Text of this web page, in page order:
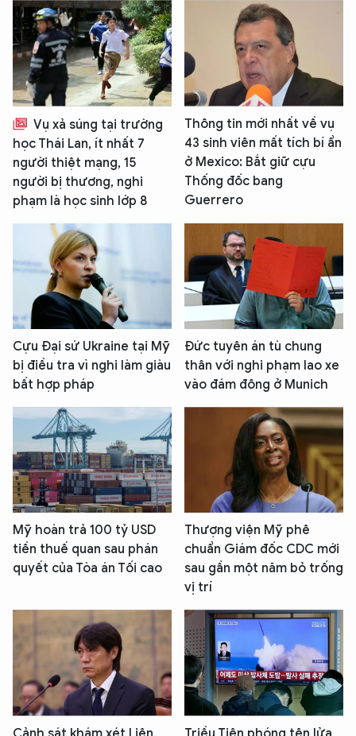
Vụ xả súng tại trường
học Thái Lan, ít nhất 7
người thiệt mạng, 15
người bị thương, nghi
phạm là học sinh lớp 8
Thông tin mới nhất về vụ
43 sinh viên mất tích bí ẩn
ở Mexico: Bắt giữ cựu
Thống đốc bang
Guerrero
Cựu Đại sứ Ukraine tại Mỹ
bị điều tra vì nghi làm giàu
bất hợp pháp
Đức tuyên án tù chung
thân với nghi phạm lao xe
vào đám đông ở Munich
Mỹ hoàn trả 100 tỷ USD
tiền thuế quan sau phán
quyết của Tòa án Tối cao
Thượng viện Mỹ phê
chuẩn Giám đốc CDC mới
sau gần một năm bỏ trống
vị trí